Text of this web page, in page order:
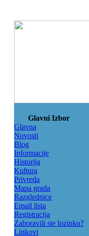
Glavni Izbor
Glavna
Novosti
Blog
Informacije
Historija
Kultura
Privreda
Mapa grada
Razglednice
Email lista
Registracija
Zaboravili ste lozinku?
Linkovi